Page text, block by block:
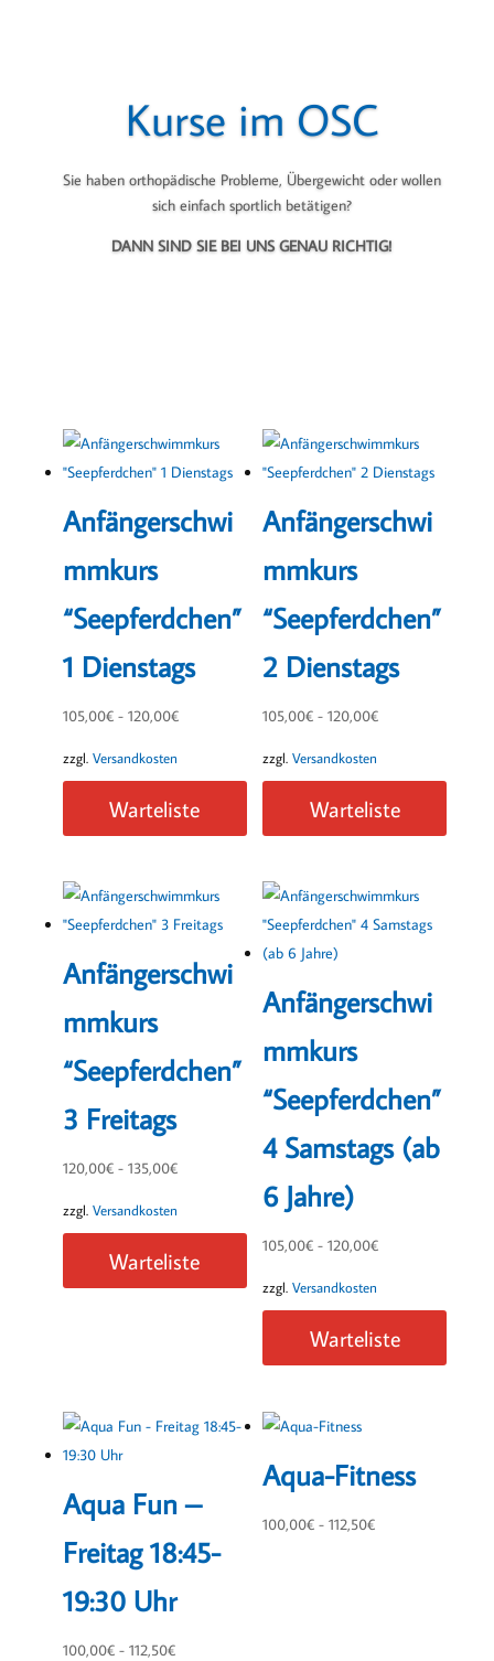
Kurse im OSC
Sie haben orthopädische Probleme, Übergewicht oder wollen
sich einfach sportlich betätigen?
DANN SIND SIE BEI UNS GENAU RICHTIG!
Anfängerschwi
mmkurs
“Seepferdchen”
1 Dienstags
105,00€- 120,00€
zzgl. Versandkosten
Warteliste
Anfängerschwi
mmkurs
“Seepferdchen”
2 Dienstags
105,00€- 120,00€
zzgl. Versandkosten
Warteliste
Anfängerschwi
mmkurs
“Seepferdchen”
3 Freitags
120,00€- 135,00€
zzgl. Versandkosten
Warteliste
Anfängerschwi
mmkurs
“Seepferdchen”
4 Samstags (ab
6 Jahre)
105,00€- 120,00€
zzgl. Versandkosten
Warteliste
Aqua Fun –
Freitag 18:45-
19:30 Uhr
100,00€- 112,50€
Aqua-Fitness
100,00€- 112,50€